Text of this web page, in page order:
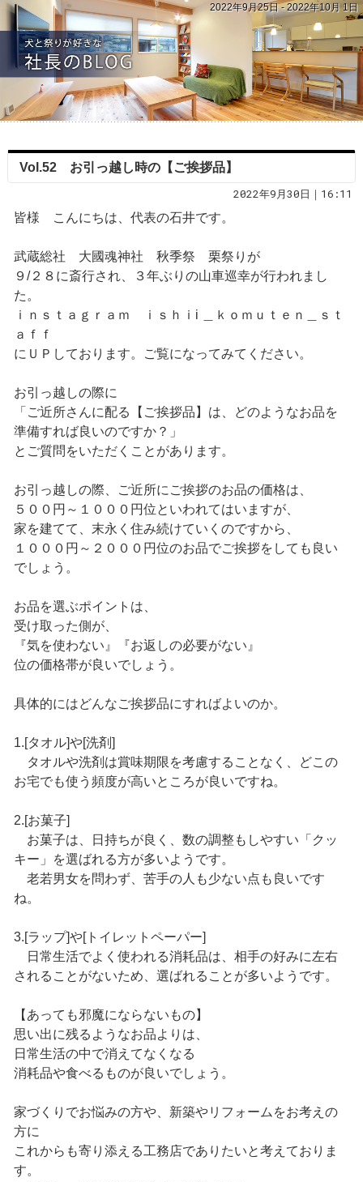
2022年9月25日 - 2022年10月 1日
Vol.52 お引っ越し時の【ご挨拶品】
2022年9月30日｜16:11
皆様 こんにちは、代表の石井です。
武蔵総社 大國魂神社 秋季祭 栗祭りが
９/２８に斎行され、３年ぶりの山車巡幸が行われまし
た。
ｉｎｓｔａｇｒａｍ ｉｓｈｉi ＿ｋｏｍｕｔｅｎ＿ｓｔ
ａｆｆ
にＵＰしております。ご覧になってみてください。
お引っ越しの際に
「ご近所さんに配る【ご挨拶品】は、どのようなお品を
準備すれば良いのですか？」
とご質問をいただくことがあります。
お引っ越しの際、ご近所にご挨拶のお品の価格は、
５００円～１０００円位といわれてはいますが、
家を建てて、末永く住み続けていくのですから、
１０００円～２０００円位のお品でご挨拶をしても良い
でしょう。
お品を選ぶポイントは、
受け取った側が、
『気を使わない』『お返しの必要がない』
位の価格帯が良いでしょう。
具体的にはどんなご挨拶品にすればよいのか。
1.[タオル]や[洗剤]
タオルや洗剤は賞味期限を考慮することなく、どこの
お宅でも使う頻度が高いところが良いですね。
2.[お菓子]
お菓子は、日持ちが良く、数の調整もしやすい「クッ
キー」を選ばれる方が多いようです。
老若男女を問わず、苦手の人も少ない点も良いです
ね。
3.[ラップ]や[トイレットペーパー]
日常生活でよく使われる消耗品は、相手の好みに左右
されることがないため、選ばれることが多いようです。
【あっても邪魔にならないもの】
思い出に残るようなお品よりは、
日常生活の中で消えてなくなる
消耗品や食べるものが良いでしょう。
家づくりでお悩みの方や、新築やリフォームをお考えの
方に
これからも寄り添える工務店でありたいと考えておりま
す。